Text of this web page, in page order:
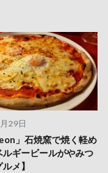
29日
」石焼窯で焼く軽め
ルギービールがやみつ
メ】